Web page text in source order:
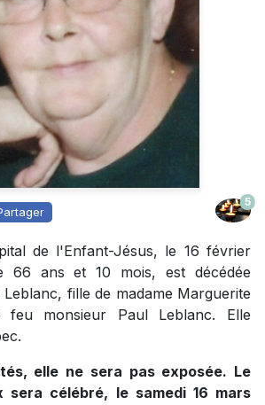
5
de l'Enfant-Jésus, le 16 février
66 ans et 10 mois, est décédée
fille de madame Marguerite
feu monsieur Paul Leblanc. Elle
elle ne sera pas exposée. Le
sera célébré, le samedi 16 mars